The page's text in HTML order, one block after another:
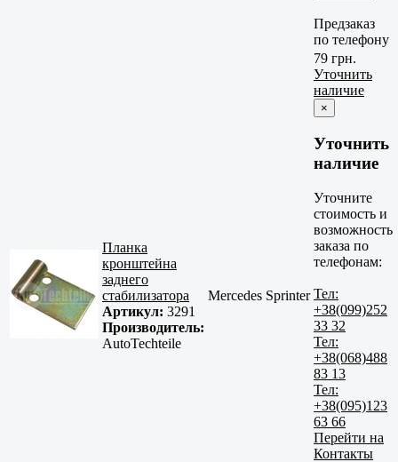
Предзаказ
по телефону
Планка
кронштейна
заднего
стабилизатора
Артикул: 3291
Производитель:
AutoTechteile
Mercedes Sprinter
79 грн.
Уточнить
наличие
×
Уточнить
наличие
Уточните
стоимость и
возможность
заказа по
телефонам:
Тел:
+38(099)252
33 32
Тел:
+38(068)488
83 13
Тел:
+38(095)123
63 66
Перейти на
Контакты